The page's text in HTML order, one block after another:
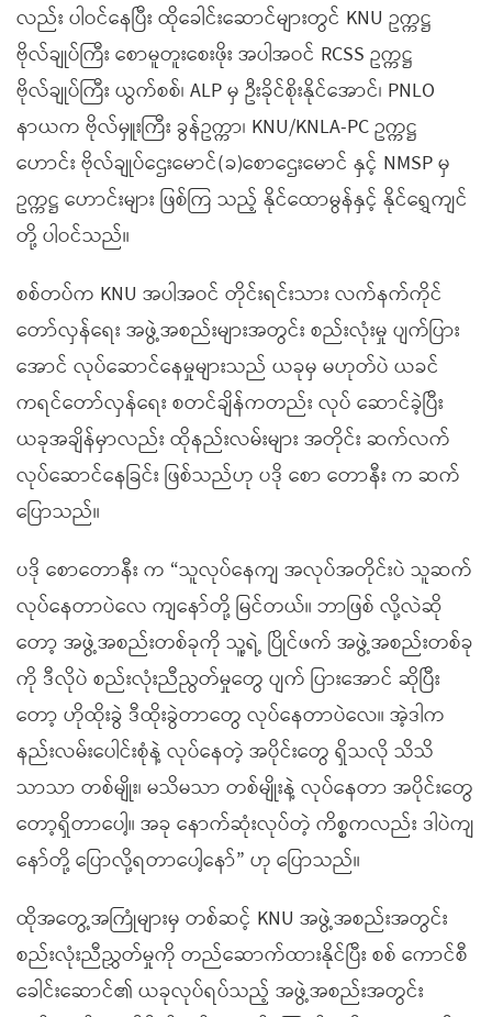
လည်း ပါဝင်နေပြီး ထိုခေါင်းဆောင်များတွင် KNU ဥက္ကဋ္ဌ
ဗိုလ်ချုပ်ကြီး စောမူတူးစေးဖိုး အပါအဝင် RCSS ဥက္ကဋ္ဌ
ဗိုလ်ချုပ်ကြီး ယွက်စစ်၊ ALP မှ ဦးခိုင်စိုးနိုင်အောင်၊ PNLO
နာယက ဗိုလ်မှူးကြီး ခွန်ဥက္ကာ၊ KNU/KNLA-PC ဥက္ကဋ္ဌ
ဟောင်း ဗိုလ်ချုပ်ဌေးမောင်(ခ)စောဌေးမောင် နှင့် NMSP မှ
ဥက္ကဋ္ဌ ဟောင်းများ ဖြစ်ကြ သည့် နိုင်ထောမွန်နှင့် နိုင်ရွှေကျင်
တို့ ပါဝင်သည်။
စစ်တပ်က KNU အပါအဝင် တိုင်းရင်းသား လက်နက်ကိုင်
တော်လှန်ရေး အဖွဲ့အစည်းများအတွင်း စည်းလုံးမှု ပျက်ပြား
အောင် လုပ်ဆောင်နေမှုများသည် ယခုမှ မဟုတ်ပဲ ယခင်
ကရင်တော်လှန်ရေး စတင်ချိန်ကတည်း လုပ် ဆောင်ခဲ့ပြီး
ယခုအချိန်မှာလည်း ထိုနည်းလမ်းများ အတိုင်း ဆက်လက်
လုပ်ဆောင်နေခြင်း ဖြစ်သည်ဟု ပဒို စော တောနီး က ဆက်
ပြောသည်။
ပဒို စောတောနီး က “သူလုပ်နေကျ အလုပ်အတိုင်းပဲ သူဆက်
လုပ်နေတာပဲလေ ကျနော်တို့ မြင်တယ်။ ဘာဖြစ် လို့လဲဆို
တော့ အဖွဲ့အစည်းတစ်ခုကို သူ့ရဲ့ ပြိုင်ဖက် အဖွဲ့အစည်းတစ်ခု
ကို ဒီလိုပဲ စည်းလုံးညီညွတ်မှုတွေ ပျက် ပြားအောင် ဆိုပြီး
တော့ ဟိုထိုးခွဲ ဒီထိုးခွဲတာတွေ လုပ်နေတာပဲလေ။ အဲ့ဒါက
နည်းလမ်းပေါင်းစုံနဲ့ လုပ်နေတဲ့ အပိုင်းတွေ ရှိသလို သိသိ
သာသာ တစ်မျိုး၊ မသိမသာ တစ်မျိုးနဲ့ လုပ်နေတာ အပိုင်းတွေ
တော့ရှိတာပေါ့။ အခု နောက်ဆုံးလုပ်တဲ့ ကိစ္စကလည်း ဒါပဲကျ
နော်တို့ ပြောလို့ရတာပေါ့နော်” ဟု ပြောသည်။
ထိုအတွေ့အကြုံများမှ တစ်ဆင့် KNU အဖွဲ့အစည်းအတွင်း
စည်းလုံးညီညွှတ်မှုကို တည်ဆောက်ထားနိုင်ပြီး စစ် ကောင်စီ
ခေါင်းဆောင်၏ ယခုလုပ်ရပ်သည့် အဖွဲ့အစည်းအတွင်း